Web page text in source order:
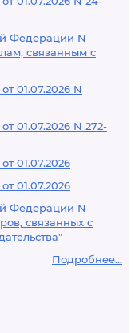
Федерации N
связанным с
01.07.2026 N
01.07.2026 N 272-
01.07.2026
01.07.2026
Федерации N
связанных с
Подробнее...